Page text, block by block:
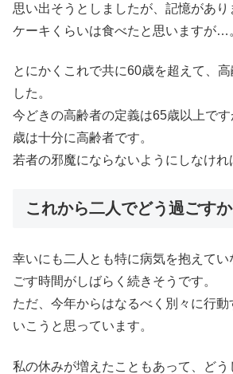
思い出そうとしましたが、記憶があり
ケーキくらいは食べたと思いますが…
とにかくこれで共に60歳を超えて、
した。
今どきの高齢者の定義は65歳以上で
歳は十分に高齢者です。
若者の邪魔にならないようにしなけれ
これから二人でどう過ごすか
幸いにも二人とも特に病気を抱えてい
ごす時間がしばらく続きそうです。
ただ、今年からはなるべく別々に行
いこうと思っています。
私の休みが増えたこともあって、ど